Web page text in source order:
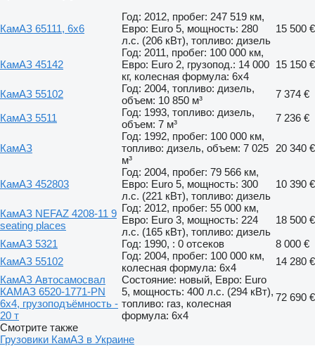
КамАЗ 65111, 6x6
Год: 2012, пробег: 247 519 км,
Евро: Euro 5, мощность: 280
л.с. (206 кВт), топливо: дизель
15 500 €
КамАЗ 45142
Год: 2011, пробег: 100 000 км,
Евро: Euro 2, грузопод.: 14 000
кг, колесная формула: 6x4
15 150 €
КамАЗ 55102
Год: 2004, топливо: дизель,
объем: 10 850 м³
7 374 €
КамАЗ 5511
Год: 1993, топливо: дизель,
объем: 7 м³
7 236 €
КамАЗ
Год: 1992, пробег: 100 000 км,
топливо: дизель, объем: 7 025
м³
20 340 €
КамАЗ 452803
Год: 2004, пробег: 79 566 км,
Евро: Euro 5, мощность: 300
л.с. (221 кВт), топливо: дизель
10 390 €
КамАЗ NEFAZ 4208-11 9
seating places
Год: 2012, пробег: 55 000 км,
Евро: Euro 3, мощность: 224
л.с. (165 кВт), топливо: дизель
18 500 €
КамАЗ 5321
Год: 1990, : 0 отсеков
8 000 €
КамАЗ 55102
Год: 2004, пробег: 100 000 км,
колесная формула: 6x4
14 280 €
КамАЗ Автосамосвал
КАМАЗ 6520-1771-PN
6х4, грузоподъёмность -
20 т
Состояние: новый, Евро: Euro
5, мощность: 400 л.с. (294 кВт),
топливо: газ, колесная
формула: 6x4
72 690 €
Смотрите также
Грузовики КамАЗ в Украине